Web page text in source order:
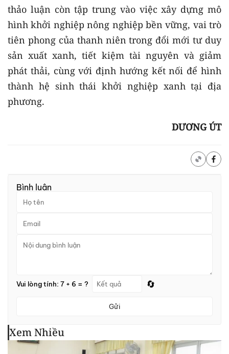
thảo luận còn tập trung vào việc xây dựng mô
hình khởi nghiệp nông nghiệp bền vững, vai trò
tiên phong của thanh niên trong đổi mới tư duy
sản xuất xanh, tiết kiệm tài nguyên và giảm
phát thải, cùng với định hướng kết nối để hình
thành hệ sinh thái khởi nghiệp xanh tại địa
phương.
DƯƠNG ÚT
Bình luận
Vui lòng tính: 7 + 6 = ? 🔄
Gửi
Xem Nhiều